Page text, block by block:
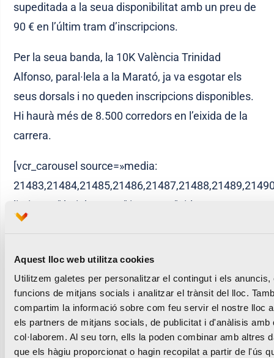
Aquest lloc web utilitza cookies
Utilitzem galetes per personalitzar el contingut i els anuncis,
funcions de mitjans socials i analitzar el trànsit del lloc.
compartim la informació sobre com feu servir el nostre lloc
els partners de mitjans socials, de publicitat i d'anàlisis amb
col·laborem. Al seu torn, ells la poden combinar amb altres
que els hàgiu proporcionat o hagin recopilat a partir de l'ús
supeditada a la seua disponibilitat amb un preu de
90 € en l’últim tram d’inscripcions.
Per la seua banda, la 10K València Trinidad
Alfonso, paral·lela a la Marató, ja va esgotar els
seus dorsals i no queden inscripcions disponibles.
Hi haurà més de 8.500 corredors en l’eixida de la
carrera.
[vcr_carousel source=»media:
limit=»65″ height=»400″ items=»1″ title=»no»
autoplay=»3000″ speed=»300″]
La Mini Marató València MAPFRE obri les
inscripcions per a la seua tercera edició
Canta per a la Marató València en el Rock&Run